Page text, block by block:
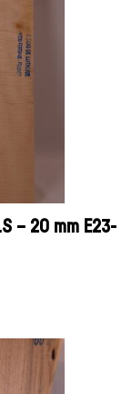
– 20 mm E23-